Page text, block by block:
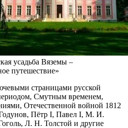
усадьба Вяземы –
путешествие»
страницами русской
Смутным временем,
Отечественной войной 1812
Пётр I, Павел I, М. И.
Л. Н. Толстой и другие